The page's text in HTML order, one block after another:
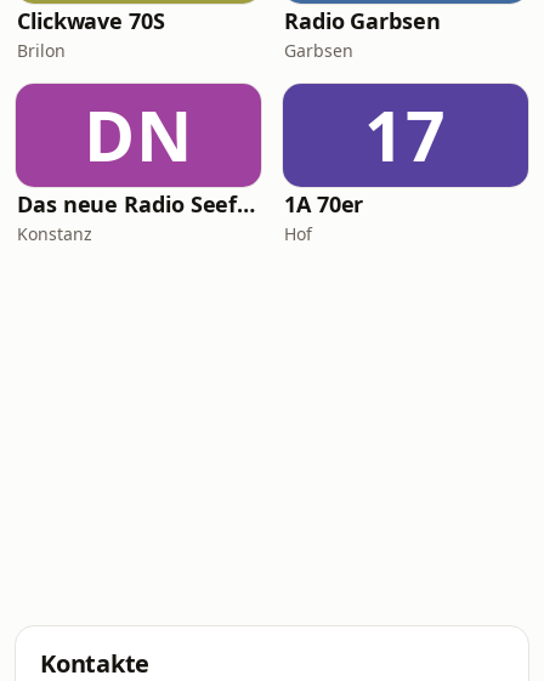
Clickwave 70S
Brilon
Radio Garbsen
Garbsen
DN
Das neue Radio Seefunk Disco
Konstanz
17
1A 70er
Hof
Kontakte